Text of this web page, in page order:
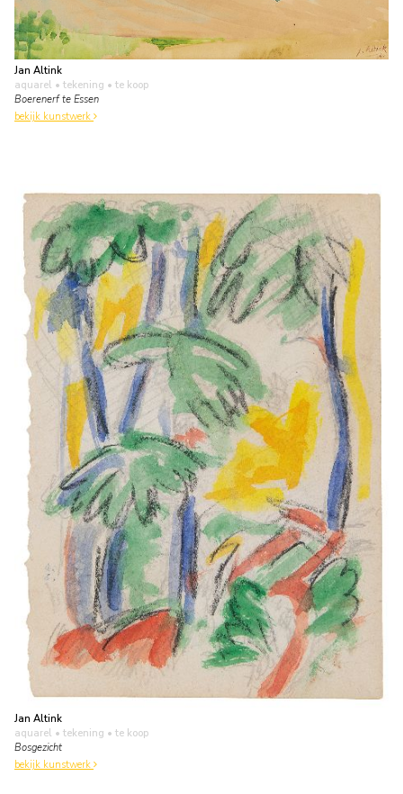
Jan Altink
aquarel • tekening • te koop
Boerenerf te Essen
bekijk kunstwerk
Jan Altink
aquarel • tekening • te koop
Bosgezicht
bekijk kunstwerk